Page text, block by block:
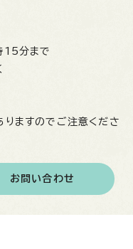
分まで
ますのでご注意くださ
お問い合わせ